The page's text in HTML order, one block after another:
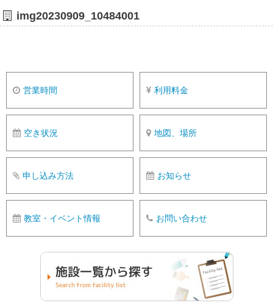
img20230909_10484001
営業時間 利用料金
空き状況 地図、場所
申し込み方法 お知らせ
教室・イベント情報 お問い合わせ